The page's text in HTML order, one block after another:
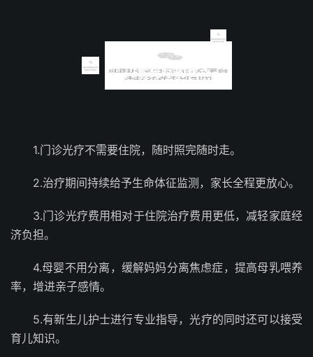
门诊光疗的优点
1.门诊光疗不需要住院，随时照完随时走。
2.治疗期间持续给予生命体征监测，家长全程更放心。
3.门诊光疗费用相对于住院治疗费用更低，减轻家庭经
济负担。
4.母婴不用分离，缓解妈妈分离焦虑症，提高母乳喂养
率，增进亲子感情。
5.有新生儿护士进行专业指导，光疗的同时还可以接受
育儿知识。